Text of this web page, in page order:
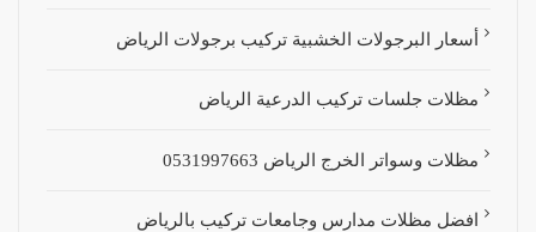
أسعار البرجولات الخشبية تركيب برجولات الرياض
مظلات جلسات تركيب الدرعية الرياض
مظلات وسواتر الخرج الرياض 0531997663
افضل مظلات مدارس وجامعات تركيب بالرياض